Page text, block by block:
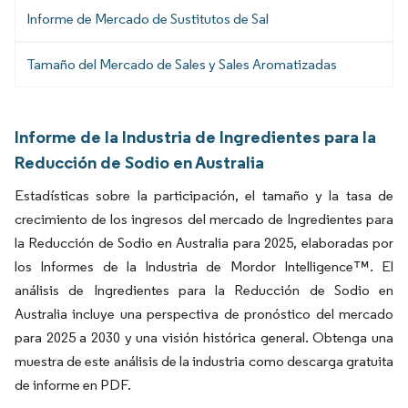
Informe de Mercado de Sustitutos de Sal
Tamaño del Mercado de Sales y Sales Aromatizadas
Informe de la Industria de Ingredientes para la
Reducción de Sodio en Australia
Estadísticas sobre la participación, el tamaño y la tasa de
crecimiento de los ingresos del mercado de Ingredientes para
la Reducción de Sodio en Australia para 2025, elaboradas por
los Informes de la Industria de Mordor Intelligence™. El
análisis de Ingredientes para la Reducción de Sodio en
Australia incluye una perspectiva de pronóstico del mercado
para 2025 a 2030 y una visión histórica general. Obtenga una
muestra de este análisis de la industria como descarga gratuita
de informe en PDF.